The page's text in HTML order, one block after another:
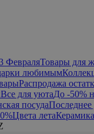
ФевраляТовары для
любимым
Распродажа
Все для уютаДо -50%
посудаПоследнее
Цвета лета